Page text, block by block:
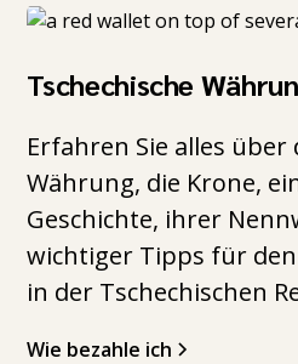
Tschechische
Erfahren Sie alles über
Währung, die Krone,
Geschichte, ihrer
wichtiger Tipps für
in der Tschechischen
Wie bezahle ich